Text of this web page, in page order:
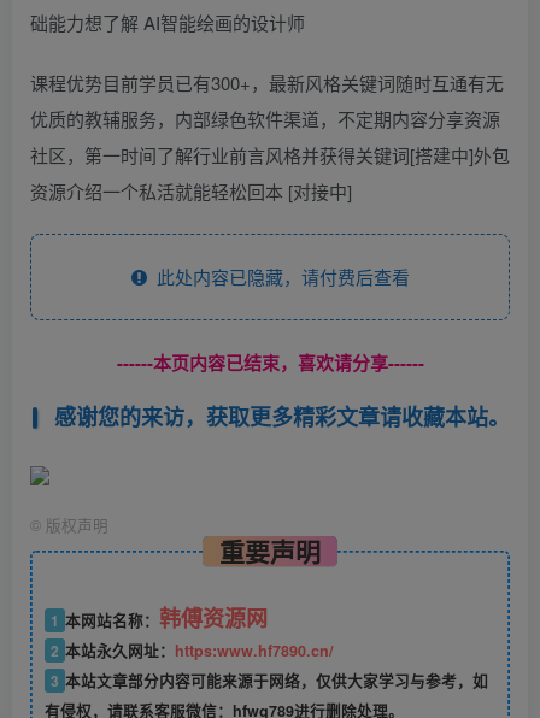
础能力想了解 AI智能绘画的设计师
课程优势目前学员已有300+，最新风格关键词随时互通有无
优质的教辅服务，内部绿色软件渠道，不定期内容分享资源
社区，第一时间了解行业前言风格并获得关键词[搭建中]外包
资源介绍一个私活就能轻松回本 [对接中]
此处内容已隐藏，请付费后查看
------本页内容已结束，喜欢请分享------
感谢您的来访，获取更多精彩文章请收藏本站。
© 版权声明
重要声明
1 本网站名称： 韩傅资源网
2 本站永久网址： https:www.hf7890.cn/
3 本站文章部分内容可能来源于网络，仅供大家学习与参考，如
有侵权，请联系客服微信：hfwg789进行删除处理。